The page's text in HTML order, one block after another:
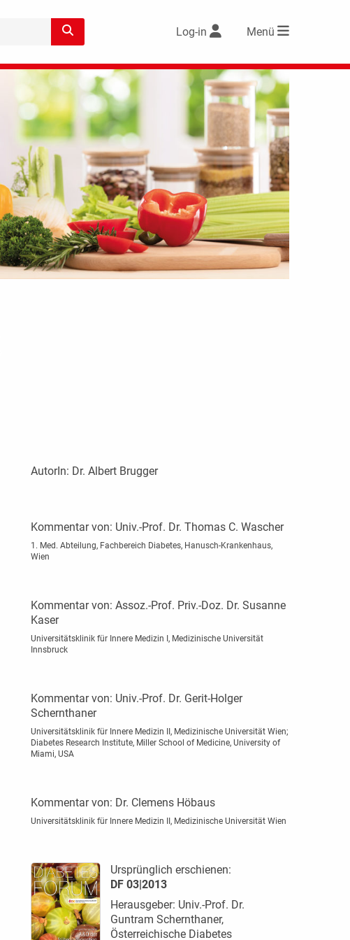
Log-in Menü
AutorIn: Dr. Albert Brugger
Kommentar von: Univ.-Prof. Dr. Thomas C. Wascher
1. Med. Abteilung, Fachbereich Diabetes, Hanusch-Krankenhaus,
Wien
Kommentar von: Assoz.-Prof. Priv.-Doz. Dr. Susanne
Kaser
Universitätsklinik für Innere Medizin I, Medizinische Universität
Innsbruck
Kommentar von: Univ.-Prof. Dr. Gerit-Holger
Schernthaner
Universitätsklinik für Innere Medizin II, Medizinische Universität Wien;
Diabetes Research Institute, Miller School of Medicine, University of
Miami, USA
Kommentar von: Dr. Clemens Höbaus
Universitätsklinik für Innere Medizin II, Medizinische Universität Wien
Ursprünglich erschienen:
DF 03|2013
Herausgeber: Univ.-Prof. Dr.
Guntram Schernthaner,
Österreichische Diabetes